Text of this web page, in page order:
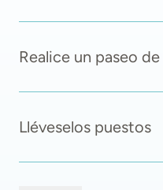
Realice un paseo
Lléveselos puestos